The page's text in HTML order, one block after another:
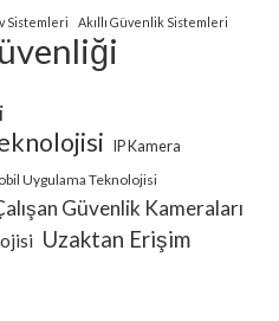
Sistemleri Akıllı Güvenlik Sistemleri
IP Kamera
Uygulama Teknolojisi
Güvenlik Kameraları
Uzaktan Erişim